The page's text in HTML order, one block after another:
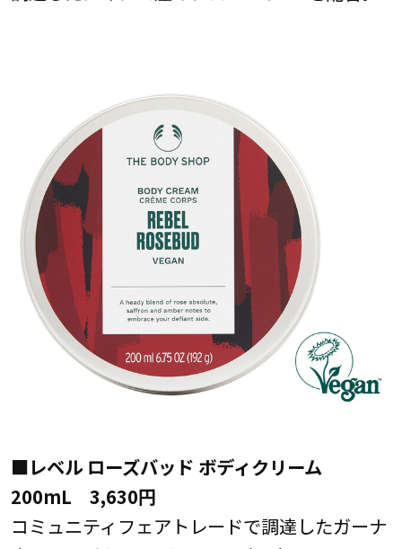
■レベル ローズバッド ボディクリーム
200mL 3,630円
コミュニティフェアトレードで調達したガーナ